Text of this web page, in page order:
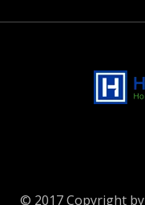
© 2017 Copyright